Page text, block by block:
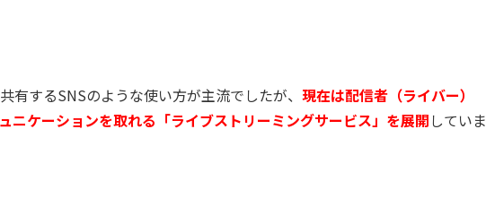
有するSNSのような使い方が主流でしたが、 現在は配信者（ライバー）
ニケーションを取れる「ライブストリーミングサービス」を展開していま